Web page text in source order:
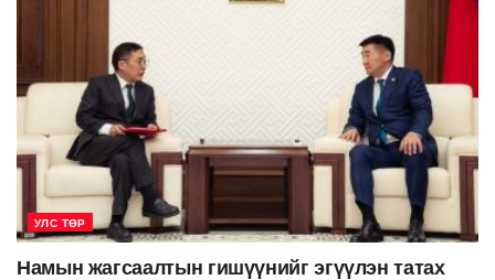
УЛС ТӨР
Намын жагсаалтын гишүүнийг эгүүлэн татах